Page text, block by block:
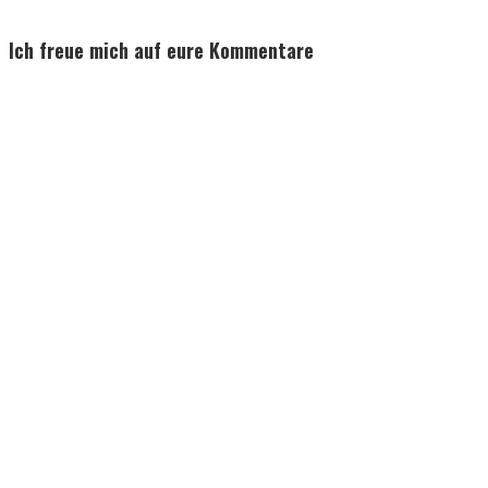
Reader
Interactions
Ich freue mich auf eure Kommentare